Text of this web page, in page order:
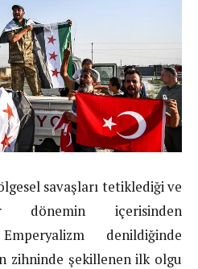
savaşları tetiklediği ve
dönemin içerisinden
denildiğinde
zihninde şekillenen ilk olgu